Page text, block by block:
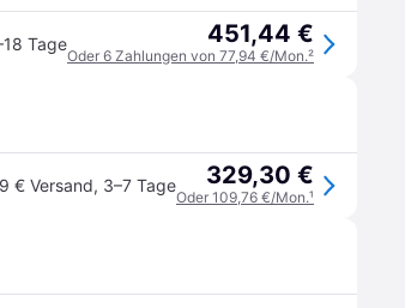
Tage 451,44 €
Oder 6 Zahlungen von 77,94 €/Mon.²
€ Versand, 3–7 Tage 329,30 €
Oder 109,76 €/Mon.¹